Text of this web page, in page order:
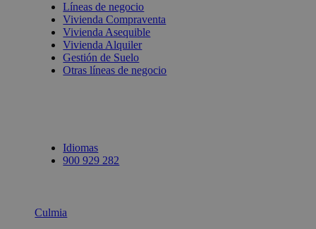
Líneas de negocio
Vivienda Compraventa
Vivienda Asequible
Vivienda Alquiler
Gestión de Suelo
Otras líneas de negocio
Idiomas
900 929 282
Culmia